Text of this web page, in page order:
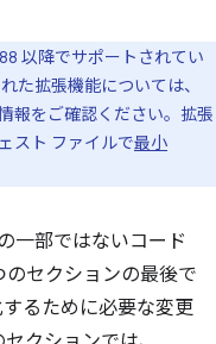
以降でサポートされてい
た拡張機能については、
報をご確認ください。拡張
スト ファイルで最小
一部ではないコード
セクションの最後で
るために必要な変更